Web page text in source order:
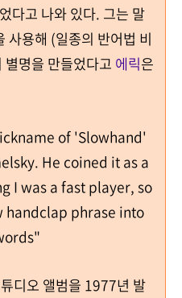
다고 나와 있다. 그는 말
사용해 (일종의 반어법 비
명을 만들었다고 에릭은
of 'Slowhand'
He coined it as a
I was a fast player, so
handclap phrase into
디오 앨범을 1977년 발